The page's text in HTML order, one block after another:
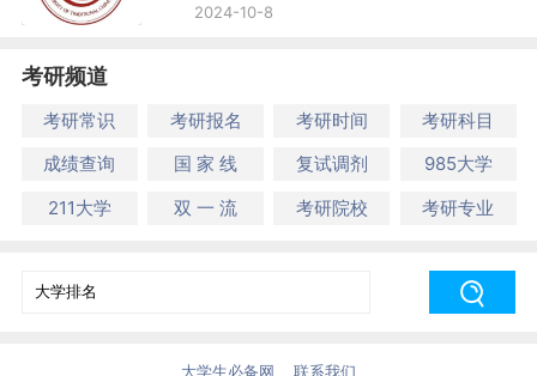
2024-10-8
考研频道
考研常识 考研报名 考研时间
考研科目
成绩查询
国 家 线 复试调剂
985大学
211大学
双 一 流 考研院校 考研专业
大学生必备网 联系我们